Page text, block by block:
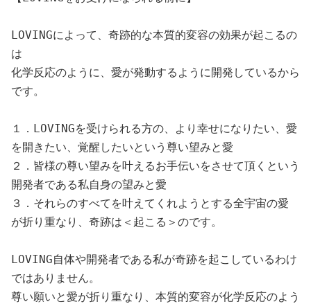
LOVINGによって、奇跡的な本質的変容の効果が起こるの
は
化学反応のように、愛が発動するように開発しているから
です。
１．LOVINGを受けられる方の、より幸せになりたい、愛
を開きたい、覚醒したいという尊い望みと愛
２．皆様の尊い望みを叶えるお手伝いをさせて頂くという
開発者である私自身の望みと愛
３．それらのすべてを叶えてくれようとする全宇宙の愛
が折り重なり、奇跡は＜起こる＞のです。
LOVING自体や開発者である私が奇跡を起こしているわけ
ではありません。
尊い願いと愛が折り重なり、本質的変容が化学反応のよう